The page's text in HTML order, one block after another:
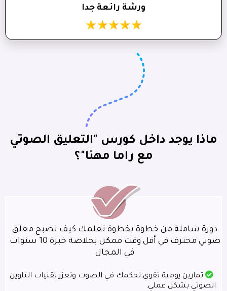
ورشة رائعة جدا
ماذا يوجد داخل كورس "التعليق الصوتي
مع راما مهنا"؟
دورة شاملة من خطوة بخطوة تعلمك كيف تصبح معلق
صوتي محترف في أقل وقت ممكن بخلاصة خبرة 10 سنوات
في المجال
تمارين يومية تقوي تحكمك في الصوت وتعزز تقنيات التلوين
الصوتي بشكل عملي.